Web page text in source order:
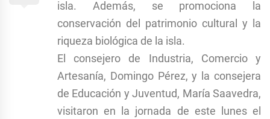
isla. Además, se promociona la
conservación del patrimonio cultural y la
riqueza biológica de la isla.
El consejero de Industria, Comercio y
Artesanía, Domingo Pérez, y la consejera
de Educación y Juventud, María Saavedra,
visitaron en la jornada de este lunes el